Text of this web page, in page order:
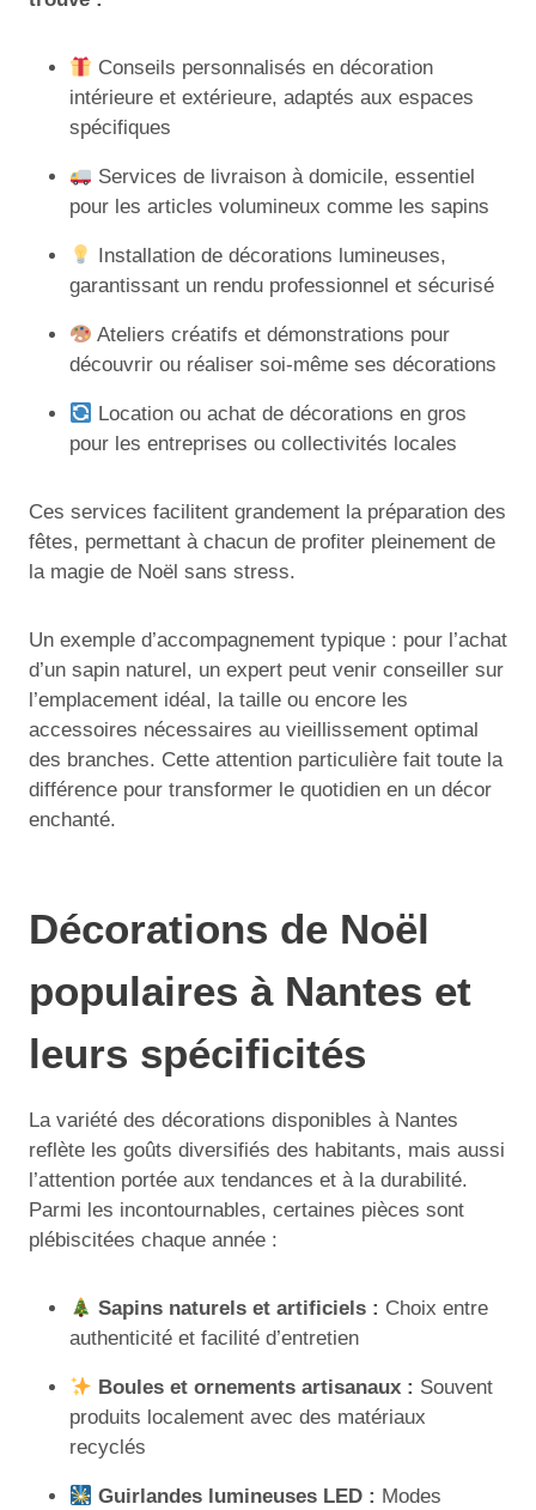
Conseils personnalisés en décoration
intérieure et extérieure, adaptés aux espaces
spécifiques
Services de livraison à domicile, essentiel
pour les articles volumineux comme les sapins
Installation de décorations lumineuses,
garantissant un rendu professionnel et sécurisé
Ateliers créatifs et démonstrations pour
découvrir ou réaliser soi-même ses décorations
Location ou achat de décorations en gros
pour les entreprises ou collectivités locales
Ces services facilitent grandement la préparation des
fêtes, permettant à chacun de profiter pleinement de
la magie de Noël sans stress.
Un exemple d’accompagnement typique : pour l’achat
d’un sapin naturel, un expert peut venir conseiller sur
l’emplacement idéal, la taille ou encore les
accessoires nécessaires au vieillissement optimal
des branches. Cette attention particulière fait toute la
différence pour transformer le quotidien en un décor
enchanté.
Décorations de Noël
populaires à Nantes et
leurs spécificités
La variété des décorations disponibles à Nantes
reflète les goûts diversifiés des habitants, mais aussi
l’attention portée aux tendances et à la durabilité.
Parmi les incontournables, certaines pièces sont
plébiscitées chaque année :
Sapins naturels et artificiels : Choix entre
authenticité et facilité d’entretien
Boules et ornements artisanaux : Souvent
produits localement avec des matériaux
recyclés
Guirlandes lumineuses LED : Modes